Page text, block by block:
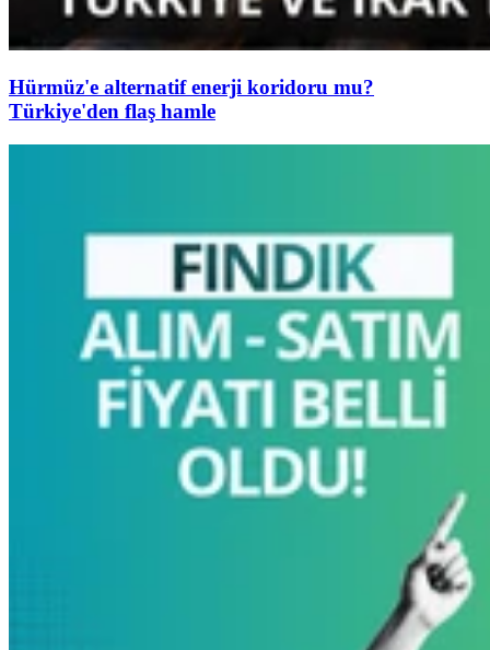
Hürmüz'e alternatif enerji koridoru mu?
Türkiye'den flaş hamle